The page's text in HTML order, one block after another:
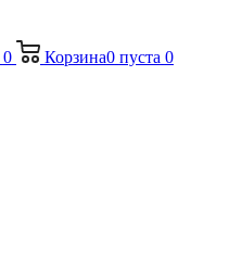
0 Корзина0 пуста 0